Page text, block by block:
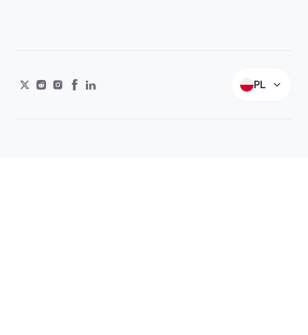
PL